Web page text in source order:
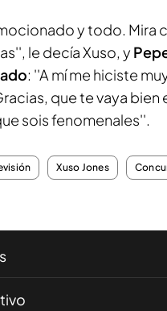
y todo. Mira
le decía Xuso, y
: ''A mí me hiciste
que te vaya bien
sois fenomenales''.
Xuso Jones